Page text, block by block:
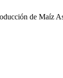
de Maíz